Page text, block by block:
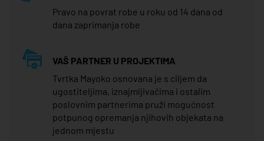
Pravo na povrat robe u roku od 14 dana od
dana zaprimanja robe
VAŠ PARTNER U PROJEKTIMA
Tvrtka Mayoko osnovana je s ciljem da
ugostiteljima, iznajmljivačima i ostalim
poslovnim partnerima pruži mogućnost
potpunog opremanja njihovih objekata na
jednom mjestu